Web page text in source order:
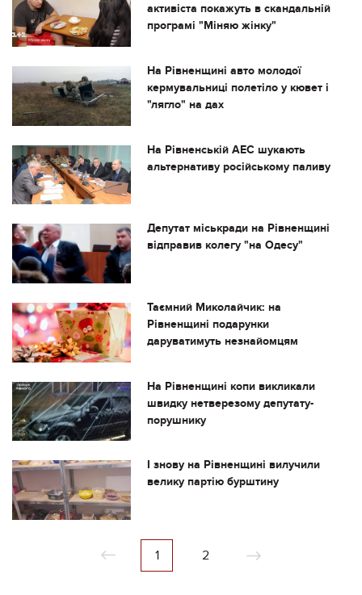
активіста покажуть в скандальній
програмі "Міняю жінку"
На Рівненщині авто молодої
кермувальниці полетіло у кювет і
"лягло" на дах
На Рівненській АЕС шукають
альтернативу російському паливу
Депутат міськради на Рівненщині
відправив колегу "на Одесу"
Таємний Миколайчик: на
Рівненщині подарунки
даруватимуть незнайомцям
На Рівненщині копи викликали
швидку нетверезому депутату-
порушнику
І знову на Рівненщині вилучили
велику партію бурштину
1 2